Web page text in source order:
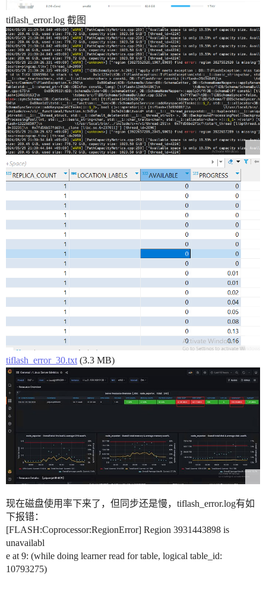
tiflash_error.log 截图
tiflash_error_30.txt (3.3 MB)
现在磁盘使用率下来了，但同步还是慢，tiflash_error.log有如
下报错：
[FLASH:Coprocessor:RegionError] Region 3931443898 is
unavailabl
e at 9: (while doing learner read for table, logical table_id:
10793275)